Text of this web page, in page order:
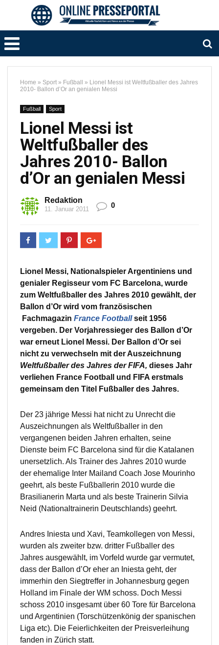
Home » Sport » Fußball » Lionel Messi ist Weltfußballer des Jahres
2010- Ballon d’Or an genialen Messi
Fußball Sport
Lionel Messi ist
Weltfußballer des
Jahres 2010- Ballon
d’Or an genialen Messi
Redaktion
11. Januar 2011 0
Lionel Messi, Nationalspieler Argentiniens und
genialer Regisseur vom FC Barcelona, wurde
zum Weltfußballer des Jahres 2010 gewählt, der
Ballon d’Or wird vom französischen
Fachmagazin France Football seit 1956
vergeben. Der Vorjahressieger des Ballon d’Or
war erneut Lionel Messi. Der Ballon d’Or sei
nicht zu verwechseln mit der Auszeichnung
Weltfußballer des Jahres der FIFA, dieses Jahr
verliehen France Football und FIFA erstmals
gemeinsam den Titel Fußballer des Jahres.
Der 23 jährige Messi hat nicht zu Unrecht die
Auszeichnungen als Weltfußballer in den
vergangenen beiden Jahren erhalten, seine
Dienste beim FC Barcelona sind für die Katalanen
unersetzlich. Als Trainer des Jahres 2010 wurde
der ehemalige Inter Mailand Coach Jose Mourinho
geehrt, als beste Fußballerin 2010 wurde die
Brasilianerin Marta und als beste Trainerin Silvia
Neid (Nationaltrainerin Deutschlands) geehrt.
Andres Iniesta und Xavi, Teamkollegen von Messi,
wurden als zweiter bzw. dritter Fußballer des
Jahres ausgewählt, im Vorfeld wurde gar vermutet,
dass der Ballon d’Or eher an Iniesta geht, der
immerhin den Siegtreffer in Johannesburg gegen
Holland im Finale der WM schoss. Doch Messi
schoss 2010 insgesamt über 60 Tore für Barcelona
und Argentinien (Torschützenkönig der spanischen
Liga etc). Die Feierlichkeiten der Preisverleihung
fanden in Zürich statt.